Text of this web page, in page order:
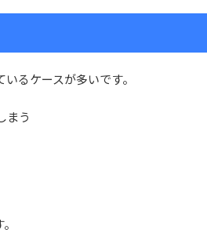
るケースが多いです。
まう